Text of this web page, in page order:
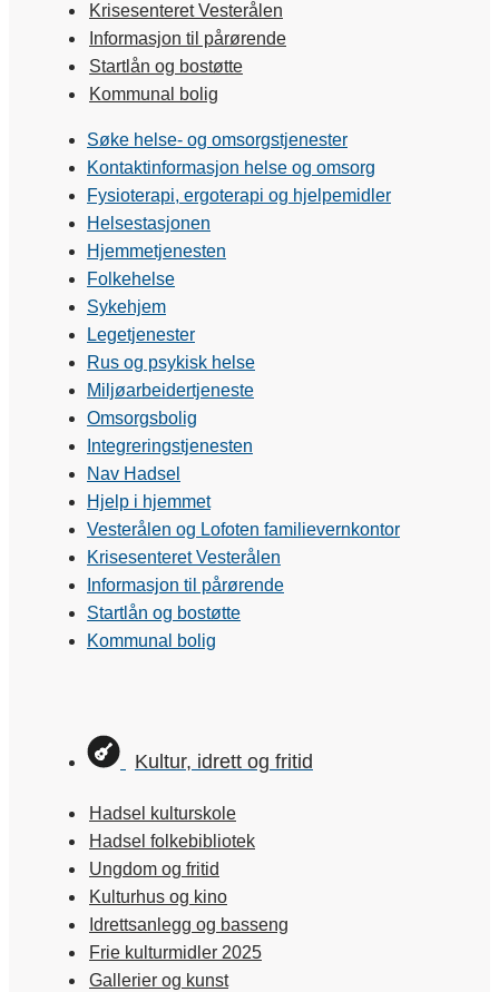
Krisesenteret Vesterålen
Informasjon til pårørende
Startlån og bostøtte
Kommunal bolig
Søke helse- og omsorgstjenester
Kontaktinformasjon helse og omsorg
Fysioterapi, ergoterapi og hjelpemidler
Helsestasjonen
Hjemmetjenesten
Folkehelse
Sykehjem
Legetjenester
Rus og psykisk helse
Miljøarbeidertjeneste
Omsorgsbolig
Integreringstjenesten
Nav Hadsel
Hjelp i hjemmet
Vesterålen og Lofoten familievernkontor
Krisesenteret Vesterålen
Informasjon til pårørende
Startlån og bostøtte
Kommunal bolig
Kultur, idrett og fritid
Hadsel kulturskole
Hadsel folkebibliotek
Ungdom og fritid
Kulturhus og kino
Idrettsanlegg og basseng
Frie kulturmidler 2025
Gallerier og kunst